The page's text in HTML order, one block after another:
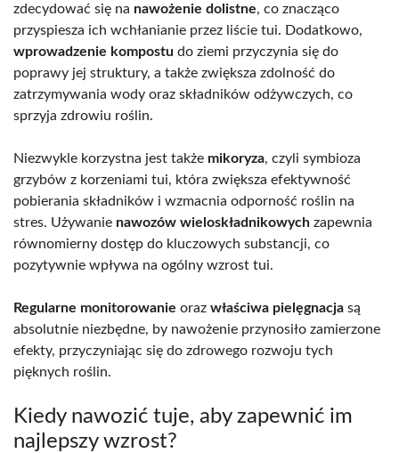
zdecydować się na nawożenie dolistne, co znacząco
przyspiesza ich wchłanianie przez liście tui. Dodatkowo,
wprowadzenie kompostu do ziemi przyczynia się do
poprawy jej struktury, a także zwiększa zdolność do
zatrzymywania wody oraz składników odżywczych, co
sprzyja zdrowiu roślin.
Niezwykle korzystna jest także mikoryza, czyli symbioza
grzybów z korzeniami tui, która zwiększa efektywność
pobierania składników i wzmacnia odporność roślin na
stres. Używanie nawozów wieloskładnikowych zapewnia
równomierny dostęp do kluczowych substancji, co
pozytywnie wpływa na ogólny wzrost tui.
Regularne monitorowanie oraz właściwa pielęgnacja są
absolutnie niezbędne, by nawożenie przynosiło zamierzone
efekty, przyczyniając się do zdrowego rozwoju tych
pięknych roślin.
Kiedy nawozić tuje, aby zapewnić im
najlepszy wzrost?